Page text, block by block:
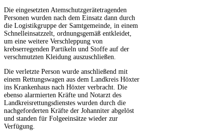
Die eingesetzten Atemschutzgerätetragenden
Personen wurden nach dem Einsatz dann durch
die Logistikgruppe der Samtgemeinde, in einem
Schnelleinsatzzelt, ordnungsgemäß entkleidet,
um eine weitere Verschleppung von
krebserregenden Partikeln und Stoffe auf der
verschmutzten Kleidung auszuschließen.
Die verletzte Person wurde anschließend mit
einem Rettungswagen aus dem Landkreis Höxter
ins Krankenhaus nach Höxter verbracht. Die
ebenso alarmierten Kräfte und Notarzt des
Landkreisrettungsdienstes wurden durch die
nachgeforderten Kräfte der Johanniter abgelöst
und standen für Folgeeinsätze wieder zur
Verfügung.